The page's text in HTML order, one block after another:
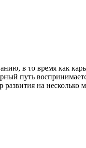
в то время как
путь
на несколько